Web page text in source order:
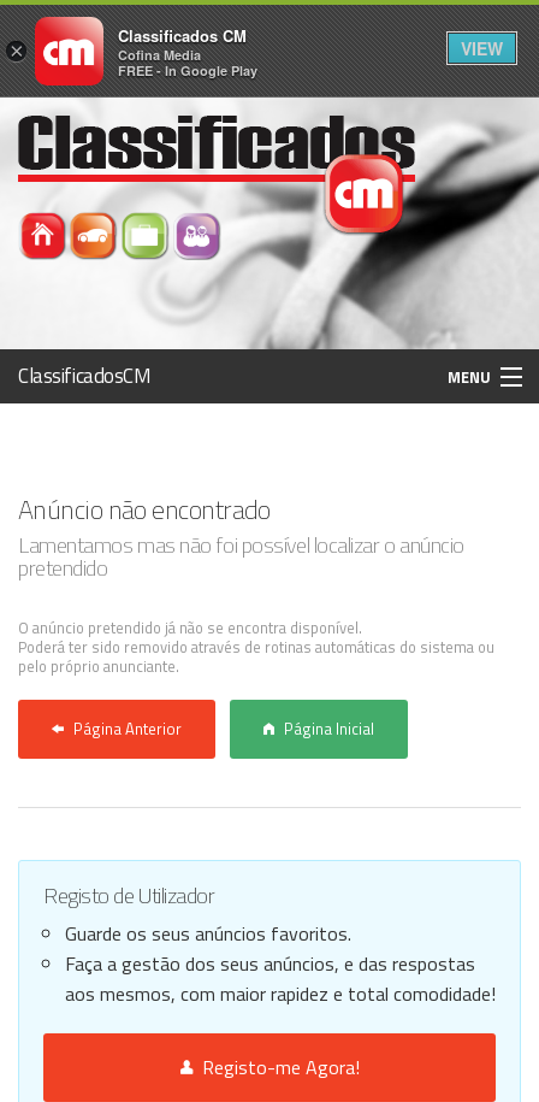
ClassificadosCM MENU
Registo / Login
Anunciar Agora
Anúncio não encontrado
Lamentamos mas não foi possível localizar o anúncio
pretendido
O anúncio pretendido já não se encontra disponível.
Poderá ter sido removido através de rotinas automáticas do sistema ou
pelo próprio anunciante.
Página Anterior Página Inicial
Registo de Utilizador
Guarde os seus anúncios favoritos.
Faça a gestão dos seus anúncios, e das respostas
aos mesmos, com maior rapidez e total comodidade!
Registo-me Agora!
×
Classificados CM
Cofina Media
FREE - In Google Play
VIEW